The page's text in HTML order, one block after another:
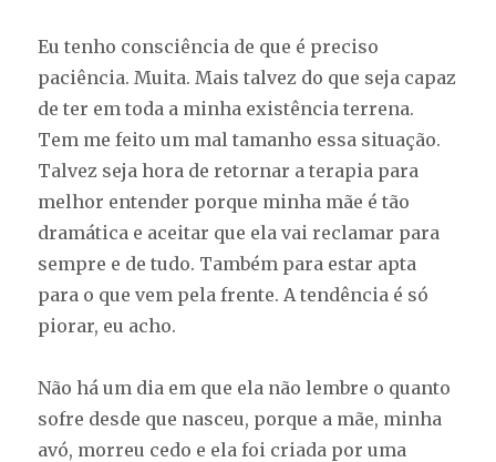
Eu tenho consciência de que é preciso
paciência. Muita. Mais talvez do que seja capaz
de ter em toda a minha existência terrena.
Tem me feito um mal tamanho essa situação.
Talvez seja hora de retornar a terapia para
melhor entender porque minha mãe é tão
dramática e aceitar que ela vai reclamar para
sempre e de tudo. Também para estar apta
para o que vem pela frente. A tendência é só
piorar, eu acho.
Não há um dia em que ela não lembre o quanto
sofre desde que nasceu, porque a mãe, minha
avó, morreu cedo e ela foi criada por uma